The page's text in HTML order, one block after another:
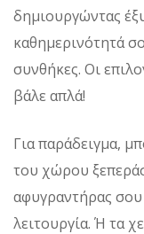
δημιουργώντας
καθημερινότητά
συνθήκες. Οι
βάλε απλά!
Για παράδειγμα,
του χώρου
αφυγραντήρας σου
λειτουργία. Ή τα